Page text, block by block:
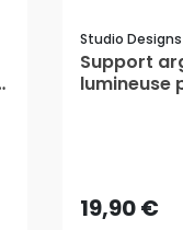
Studio Designs
Support
lumineuse
19,90 €